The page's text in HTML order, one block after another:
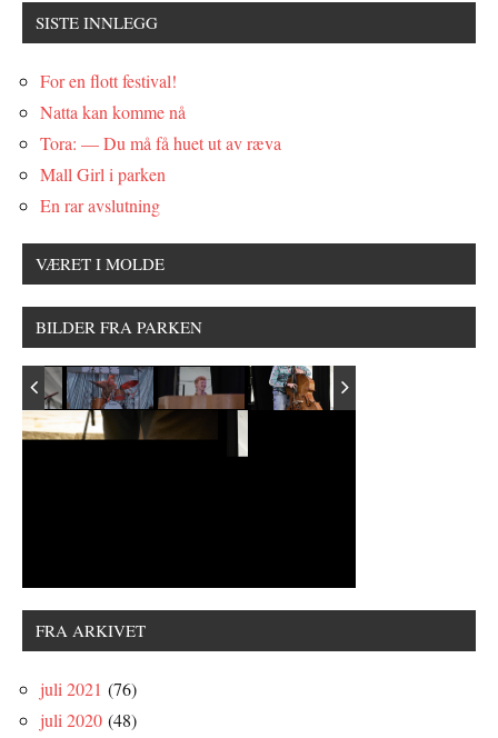
SISTE INNLEGG
For en flott festival!
Natta kan komme nå
Tora: — Du må få huet ut av ræva
Mall Girl i parken
En rar avslutning
VÆRET I MOLDE
BILDER FRA PARKEN
FRA ARKIVET
juli 2021 (76)
juli 2020 (48)